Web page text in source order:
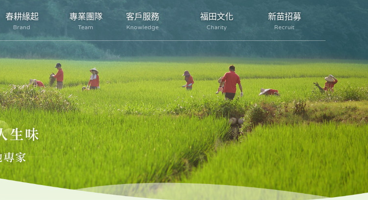
春耕緣起
Brand
專業團隊
Team
客戶服務
Knowledge
福田文化
Charity
新苗招募
Recruit